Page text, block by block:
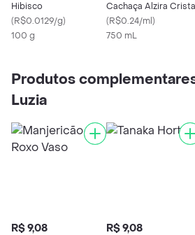
Hibisco
(R$0.0129/g)
100 g
Cachaça Alzira Cristal
(R$0.24/ml)
750 mL
Produtos
Luzia
R$ 9,08 R$ 9,08